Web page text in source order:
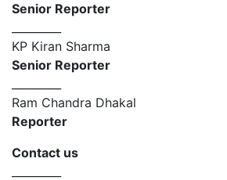
Senior Reporter
KP Kiran Sharma
Senior Reporter
Ram Chandra Dhakal
Reporter
Contact us